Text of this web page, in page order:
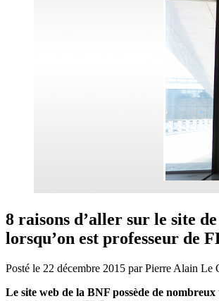
8 raisons d’aller sur le site
lorsqu’on est professeur de
Posté le 22 décembre 2015 par Pierre Alain Le
Le site web de la BNF possède de